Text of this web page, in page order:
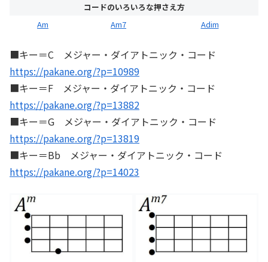
コードのいろいろな押さえ方
Am
Am7 Adim
■キー＝C メジャー・ダイアトニック・コード
https://pakane.org/?p=10989
■キー＝F メジャー・ダイアトニック・コード
https://pakane.org/?p=13882
■キー＝G メジャー・ダイアトニック・コード
https://pakane.org/?p=13819
■キー＝Bb メジャー・ダイアトニック・コード
https://pakane.org/?p=14023